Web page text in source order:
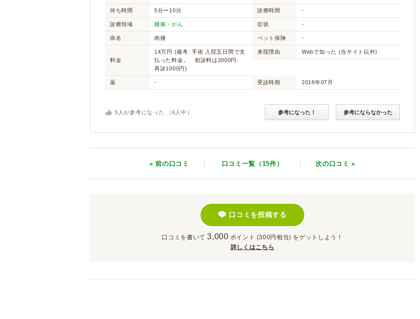
待ち時間 5分〜10分 診療時間 -
診療領域 腫瘍・がん 症状 -
病名 肉腫 ペット保険 -
料金
14万円 (備考: 手術 入院五日間で支
払った料金。 初診料は2000円、
再診1000円)
来院理由 Webで知った (当サイト以外)
薬 - 受診時期 2018年07月
5 人が参考になった （ 6 人中） 参考になった！ 参考にならなかった
« 前の口コミ 口コミ一覧（15件） 次の口コミ »
口コミを投稿する
口コミを書いて 3,000 ポイント (300円相当) をゲットしよう！
詳しくはこちら